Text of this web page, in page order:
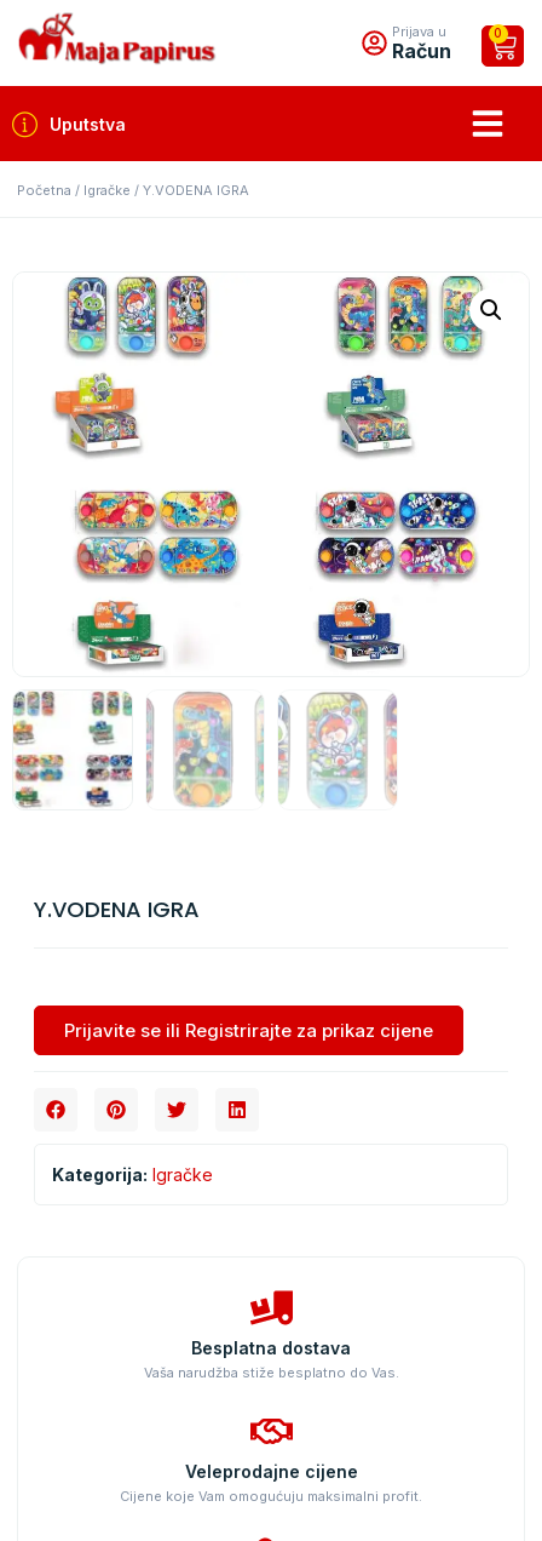
Prijava u
Račun
0
Uputstva
Početna / Igračke / Y.VODENA IGRA
Y.VODENA IGRA
Prijavite se ili Registrirajte za prikaz cijene
Kategorija: Igračke
Besplatna dostava
Vaša narudžba stiže besplatno do Vas.
Veleprodajne cijene
Cijene koje Vam omogućuju maksimalni profit.